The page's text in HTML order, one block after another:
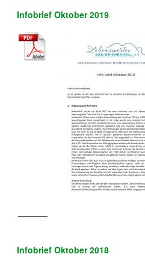
Infobrief Oktober 2019
Infobrief Oktober 2018